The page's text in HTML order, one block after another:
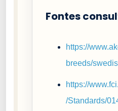
Fontes
https://
breeds/
https://
/Standards/